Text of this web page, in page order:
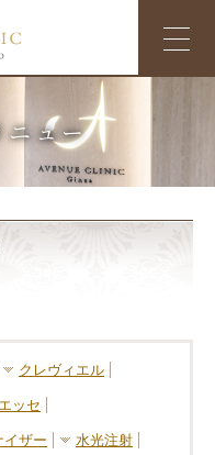
ニュー
クレヴィエル
ッセ
イザー 水光注射